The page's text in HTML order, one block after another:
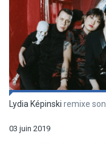
Lydia Képinski remixe son
03 juin 2019